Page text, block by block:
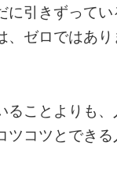
に引きずって
、ゼロではあ
ことよりも、
ツコツとでき